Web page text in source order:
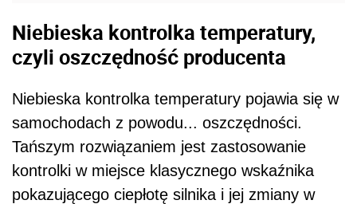
Niebieska kontrolka temperatury,
czyli oszczędność producenta
Niebieska kontrolka temperatury pojawia się w
samochodach z powodu... oszczędności.
Tańszym rozwiązaniem jest zastosowanie
kontrolki w miejsce klasycznego wskaźnika
pokazującego ciepłotę silnika i jej zmiany w